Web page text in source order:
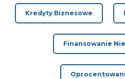
Kredyty Biznesowe
Finansowanie